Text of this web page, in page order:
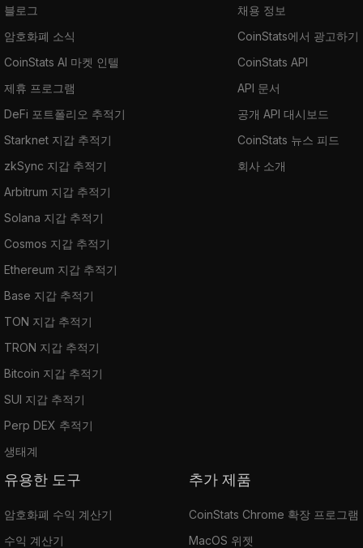
블로그
암호화폐 소식
CoinStats AI 마켓 인텔
제휴 프로그램
DeFi 포트폴리오 추적기
Starknet 지갑 추적기
zkSync 지갑 추적기
Arbitrum 지갑 추적기
Solana 지갑 추적기
Cosmos 지갑 추적기
Ethereum 지갑 추적기
Base 지갑 추적기
TON 지갑 추적기
TRON 지갑 추적기
Bitcoin 지갑 추적기
SUI 지갑 추적기
Perp DEX 추적기
생태계
채용 정보
CoinStats에서 광고하기
CoinStats API
API 문서
공개 API 대시보드
CoinStats 뉴스 피드
회사 소개
유용한 도구
암호화폐 수익 계산기
수익 계산기
추가 제품
CoinStats Chrome 확장 프로그램
MacOS 위젯